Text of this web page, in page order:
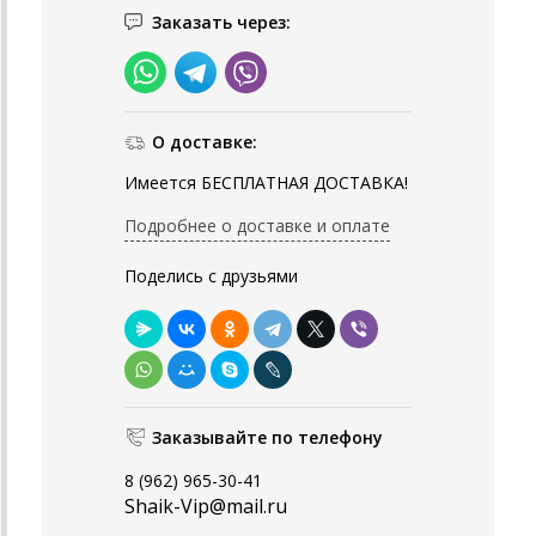
Заказать через:
О доставке:
Имеется БЕСПЛАТНАЯ ДОСТАВКА!
Подробнее о доставке и оплате
Поделись с друзьями
Заказывайте по телефону
8 (962) 965-30-41
Shaik-Vip@mail.ru